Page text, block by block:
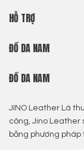
HỖ TRỢ
ĐỒ DA NAM
ĐỒ DA NAM
JINO Leather Là
công, Jino Leather
bằng phương